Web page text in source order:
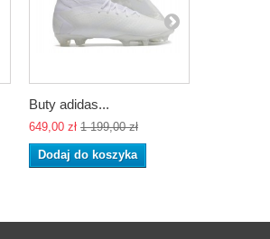
Buty adidas...
649,00 zł 1 199,00 zł
Dodaj do koszyka